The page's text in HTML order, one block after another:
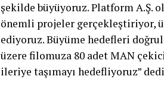
şekilde büyüyoruz. Platform A.Ş.
önemli projeler gerçekleştiriyor,
ediyoruz. Büyüme hedefleri
üzere filomuza 80 adet MAN
ileriye taşımayı hedefliyoruz”